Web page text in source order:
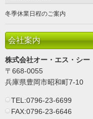
冬季休業日程のご案内
会社案内
株式会社オー・エス・シー
〒668-0055
兵庫県豊岡市昭和町7-10
TEL:0796-23-6699
FAX:0796-23-6646